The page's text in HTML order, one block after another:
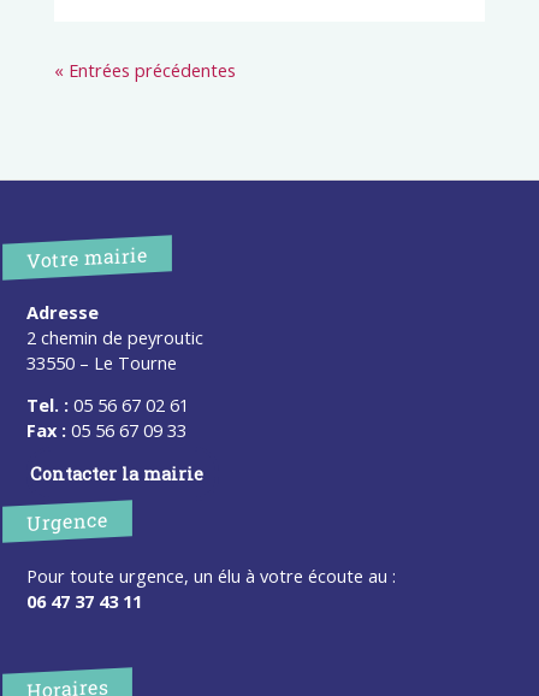
« Entrées précédentes
Votre mairie
Adresse
2 chemin de peyroutic
33550 – Le Tourne
Tel. : 05 56 67 02 61
Fax : 05 56 67 09 33
Contacter la mairie
Urgence
Pour toute urgence, un élu à votre écoute au :
06 47 37 43 11
Horaires